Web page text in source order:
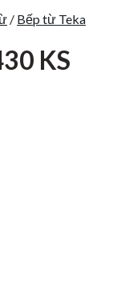
/ Bếp từ Teka
KS